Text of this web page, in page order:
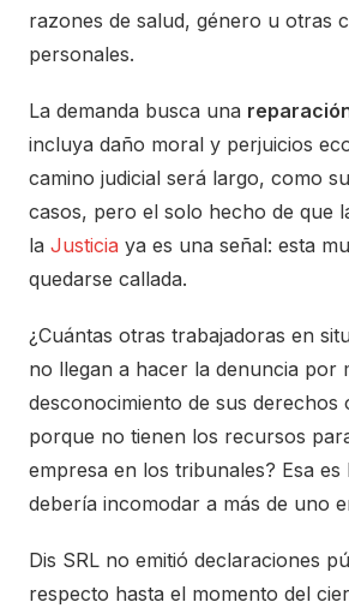
razones de salud, género u otras
personales.
La demanda busca una
incluya daño moral y perjuicios
camino judicial será largo, como
casos, pero el solo hecho de que
la Justicia ya es una señal: esta
quedarse callada.
¿Cuántas otras trabajadoras en
no llegan a hacer la denuncia por
desconocimiento de sus derechos
porque no tienen los recursos
empresa en los tribunales? Esa
debería incomodar a más de uno
Dis SRL no emitió declaraciones
respecto hasta el momento del